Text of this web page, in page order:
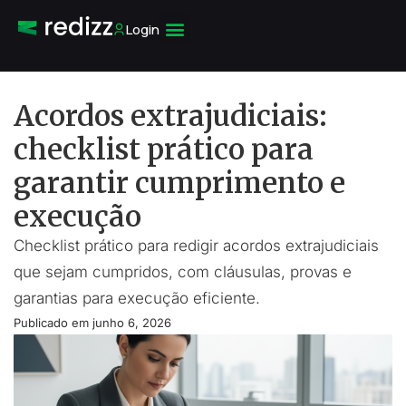
Login
Acordos extrajudiciais:
checklist prático para
garantir cumprimento e
execução
Checklist prático para redigir acordos extrajudiciais
que sejam cumpridos, com cláusulas, provas e
garantias para execução eficiente.
Publicado em junho 6, 2026